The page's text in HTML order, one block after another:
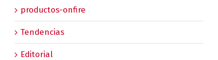
productos-onfire
Tendencias
Editorial